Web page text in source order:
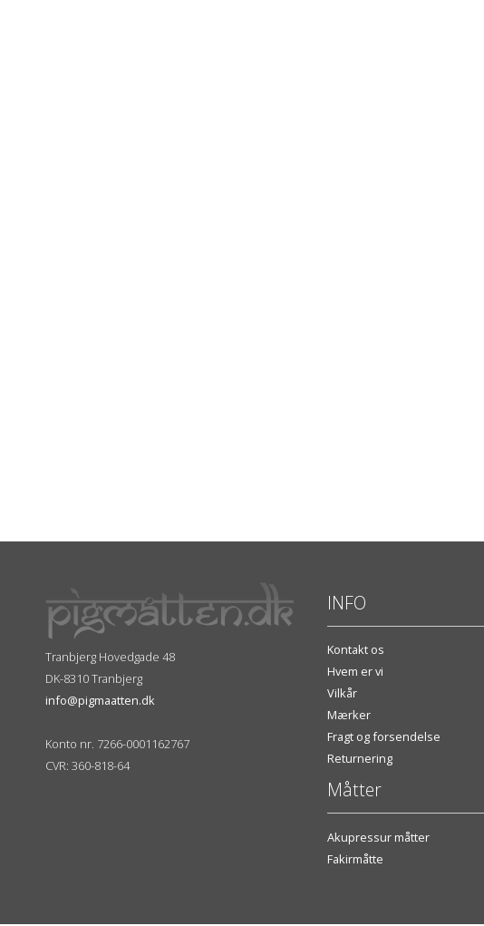
Tranbjerg Hovedgade 48
DK-8310 Tranbjerg
info@pigmaatten.dk
Konto nr. 7266-0001162767
CVR: 360-818-64
INFO
Kontakt os
Hvem er vi
Vilkår
Mærker
Fragt og forsendelse
Returnering
Måtter
Akupressur måtter
Fakirmåtte